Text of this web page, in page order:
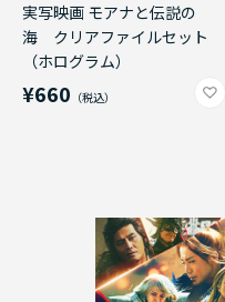
実写映画 モアナと伝説の
海 クリアファイルセット
（ホログラム）
¥660